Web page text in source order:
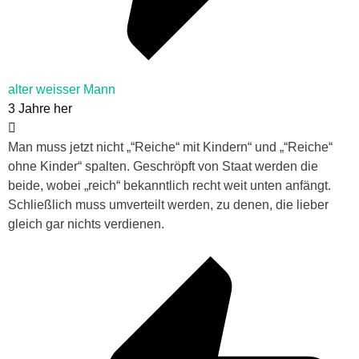
alter weisser Mann
3 Jahre her
Man muss jetzt nicht „“Reiche“ mit Kindern“ und „“Reiche“
ohne Kinder“ spalten. Geschröpft von Staat werden die
beide, wobei „reich“ bekanntlich recht weit unten anfängt.
Schließlich muss umverteilt werden, zu denen, die lieber
gleich gar nichts verdienen.